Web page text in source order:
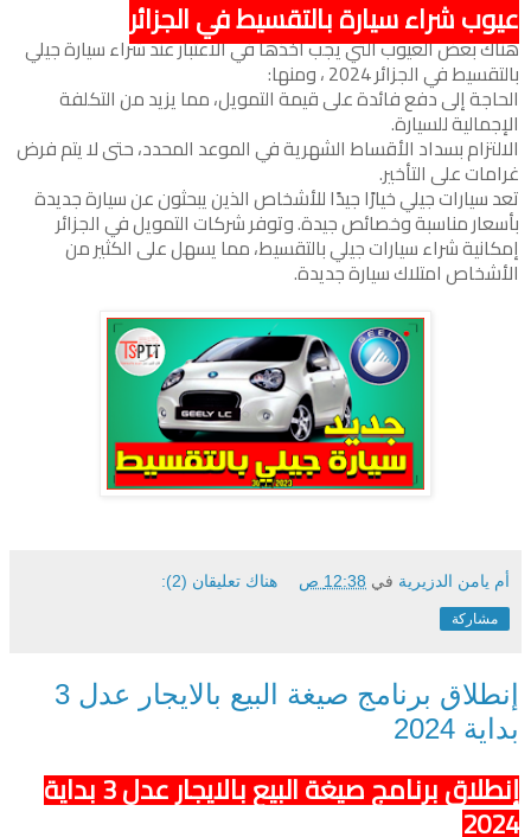
عيوب شراء سيارة بالتقسيط في الجزائر
هناك بعض العيوب التي يجب أخذها في الاعتبار عند شراء سيارة جيلي
بالتقسيط في الجزائر 2024 ، ومنها:
الحاجة إلى دفع فائدة على قيمة التمويل، مما يزيد من التكلفة
الإجمالية للسيارة.
الالتزام بسداد الأقساط الشهرية في الموعد المحدد، حتى لا يتم فرض
غرامات على التأخير.
تعد سيارات جيلي خيارًا جيدًا للأشخاص الذين يبحثون عن سيارة جديدة
بأسعار مناسبة وخصائص جيدة. وتوفر شركات التمويل في الجزائر
إمكانية شراء سيارات جيلي بالتقسيط، مما يسهل على الكثير من
الأشخاص امتلاك سيارة جديدة.
أم يامن الدزيرية في 12:38 ص هناك تعليقان (2):
مشاركة
إنطلاق برنامج صيغة البيع بالايجار عدل 3
بداية 2024
إنطلاق برنامج صيغة البيع بالايجار عدل 3 بداية
2024